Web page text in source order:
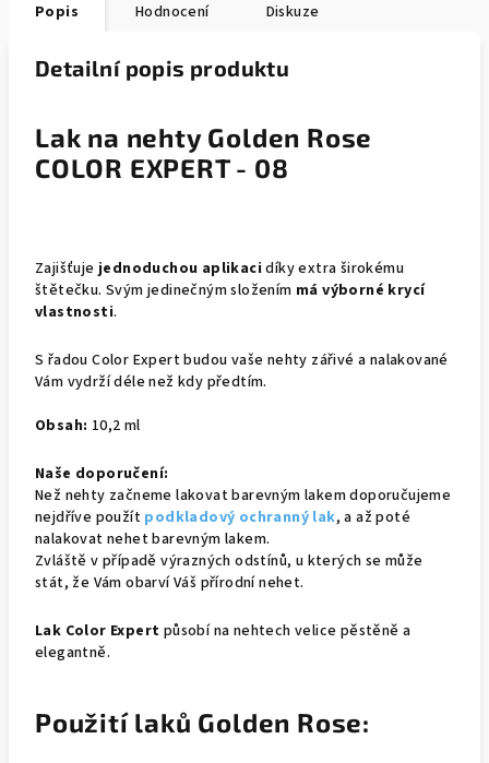
Popis Hodnocení Diskuze
Detailní popis produktu
Lak na nehty Golden Rose
COLOR EXPERT - 08
Zajišťuje jednoduchou aplikaci díky extra širokému
štětečku. Svým jedinečným složením má výborné krycí
vlastnosti.
S řadou Color Expert budou vaše nehty zářivé a nalakované
Vám vydrží déle než kdy předtím.
Obsah: 10,2 ml
Naše doporučení:
Než nehty začneme lakovat barevným lakem doporučujeme
nejdříve použít podkladový ochranný lak, a až poté
nalakovat nehet barevným lakem.
Zvláště v případě výrazných odstínů, u kterých se může
stát, že Vám obarví Váš přírodní nehet.
Lak Color Expert působí na nehtech velice pěstěně a
elegantně.
Použití laků Golden Rose: